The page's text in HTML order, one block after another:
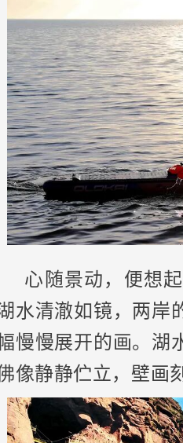
心随景动，便想
水清澈如镜，两岸
慢慢展开的画。湖
像静静伫立，壁画